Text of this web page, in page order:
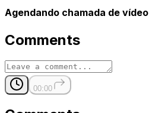
Agendando chamada de vídeo
Comments
00:00